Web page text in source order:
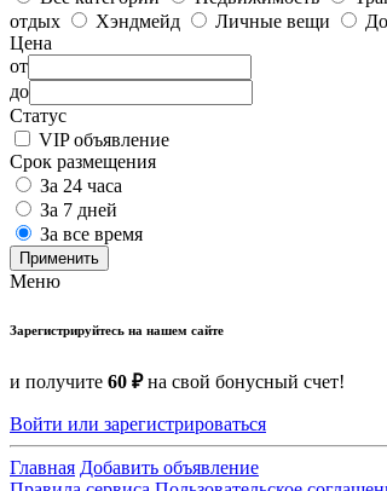
отдых
Хэндмейд Личные вещи
Цена
от
до
Статус
VIP объявление
Срок размещения
За 24 часа
За 7 дней
За все время
Применить
Меню
Зарегистрируйтесь на нашем сайте
и получите 60 ₽на свой бонусный счет!
Войти или зарегистрироваться
Главная Добавить объявление